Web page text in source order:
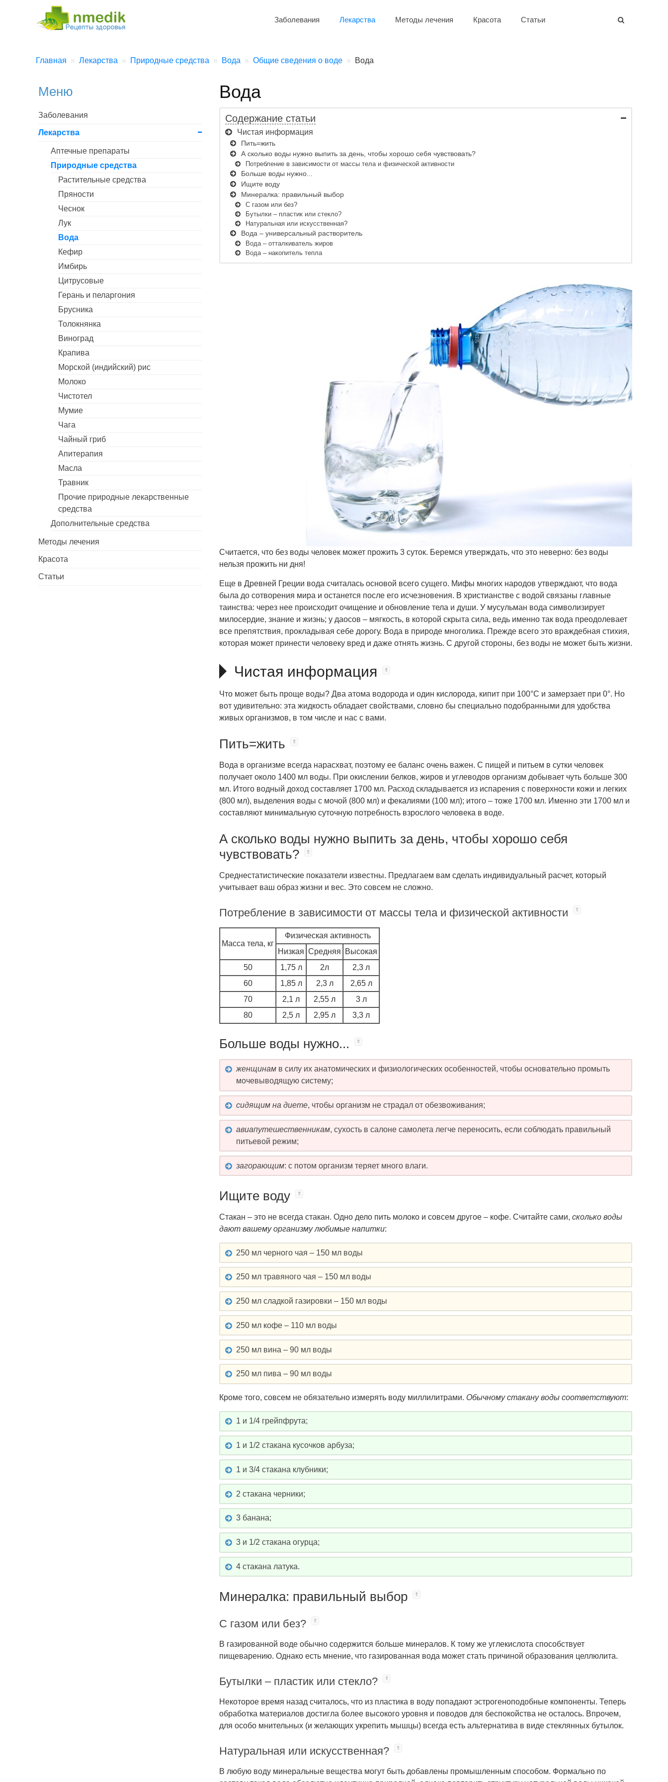
Заболевания Лекарства Методы лечения Красота Статьи
Главная Лекарства Природные средства Вода Общие сведения о воде Вода
Вода
Содержание статьи
Чистая информация
Пить=жить
А сколько воды нужно выпить за день, чтобы хорошо себя чувствовать?
Потребление в зависимости от массы тела и физической активности
Больше воды нужно...
Ищите воду
Минералка: правильный выбор
С газом или без?
Бутылки – пластик или стекло?
Натуральная или искусственная?
Вода – универсальный растворитель
Вода – отталкиватель жиров
Вода – накопитель тепла
Считается, что без воды человек может прожить 3 суток. Беремся утверждать, что это неверно: без воды
нельзя прожить ни дня!
Еще в Древней Греции вода считалась основой всего сущего. Мифы многих народов утверждают, что вода
была до сотворения мира и останется после его исчезновения. В христианстве с водой связаны главные
таинства: через нее происходит очищение и обновление тела и души. У мусульман вода символизирует
милосердие, знание и жизнь; у даосов – мягкость, в которой скрыта сила, ведь именно так вода преодолевает
все препятствия, прокладывая себе дорогу. Вода в природе многолика. Прежде всего это враждебная стихия,
которая может принести человеку вред и даже отнять жизнь. С другой стороны, без воды не может быть жизни.
Чистая информация
Что может быть проще воды? Два атома водорода и один кислорода, кипит при 100°С и замерзает при 0°. Но
вот удивительно: эта жидкость обладает свойствами, словно бы специально подобранными для удобства
живых организмов, в том числе и нас с вами.
Пить=жить
Вода в организме всегда нарасхват, поэтому ее баланс очень важен. С пищей и питьем в сутки человек
получает около 1400 мл воды. При окислении белков, жиров и углеводов организм добывает чуть больше 300
мл. Итого водный доход составляет 1700 мл. Расход складывается из испарения с поверхности кожи и легких
(800 мл), выделения воды с мочой (800 мл) и фекалиями (100 мл); итого – тоже 1700 мл. Именно эти 1700 мл и
составляют минимальную суточную потребность взрослого человека в воде.
А сколько воды нужно выпить за день, чтобы хорошо себя
чувствовать?
Среднестатистические показатели известны. Предлагаем вам сделать индивидуальный расчет, который
учитывает ваш образ жизни и вес. Это совсем не сложно.
Потребление в зависимости от массы тела и физической активности
Масса тела, кг
Физическая активность
Низкая Средняя
Высокая
50
1,75 л 2л
2,3 л
60
1,85 л 2,3 л
2,65 л
70
2,1 л 2,55 л
3 л
80
2,5 л 2,95 л 3,3 л
Больше воды нужно...
женщинам в силу их анатомических и физиологических особенностей, чтобы основательно промыть
мочевыводящую систему;
сидящим на диете, чтобы организм не страдал от обезвоживания;
авиапутешественникам, сухость в салоне самолета легче переносить, если соблюдать правильный
питьевой режим;
загорающим: с потом организм теряет много влаги.
Ищите воду
Стакан – это не всегда стакан. Одно дело пить молоко и совсем другое – кофе. Считайте сами, сколько воды
дают вашему организму любимые напитки:
250 мл черного чая – 150 мл воды
250 мл травяного чая – 150 мл воды
250 мл сладкой газировки – 150 мл воды
250 мл кофе – 110 мл воды
250 мл вина – 90 мл воды
250 мл пива – 90 мл воды
Кроме того, совсем не обязательно измерять воду миллилитрами. Обычному стакану воды соответствуют:
1 и 1/4 грейпфрута;
1 и 1/2 стакана кусочков арбуза;
1 и 3/4 стакана клубники;
2 стакана черники;
3 банана;
3 и 1/2 стакана огурца;
4 стакана латука.
Минералка: правильный выбор
С газом или без?
В газированной воде обычно содержится больше минералов. К тому же углекислота способствует
пищеварению. Однако есть мнение, что газированная вода может стать причиной образования целлюлита.
Бутылки – пластик или стекло?
Некоторое время назад считалось, что из пластика в воду попадают эстрогеноподобные компоненты. Теперь
обработка материалов достигла более высокого уровня и поводов для беспокойства не осталось. Впрочем,
для особо мнительных (и желающих укрепить мышцы) всегда есть альтернатива в виде стеклянных бутылок.
Натуральная или искусственная?
В любую воду минеральные вещества могут быть добавлены промышленным способом. Формально по
Меню
Заболевания
Лекарства
Аптечные препараты
Природные средства
Растительные средства
Пряности
Чеснок
Лук
Вода
Кефир
Имбирь
Цитрусовые
Герань и пеларгония
Брусника
Толокнянка
Виноград
Крапива
Морской (индийский) рис
Молоко
Чистотел
Мумие
Чага
Чайный гриб
Апитерапия
Масла
Травник
Прочие природные лекарственные
средства
Дополнительные средства
Методы лечения
Красота
Статьи